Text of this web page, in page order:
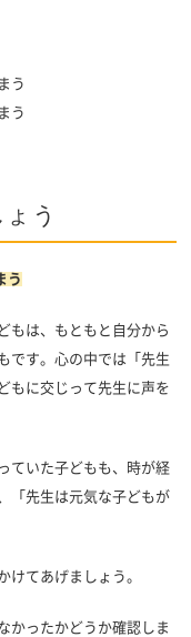
う
う
う
う
もは、もともと自分から
です。心の中では「先生
もに交じって先生に声を
ていた子どもも、時が経
「先生は元気な子どもが
けてあげましょう。
かったかどうか確認しま